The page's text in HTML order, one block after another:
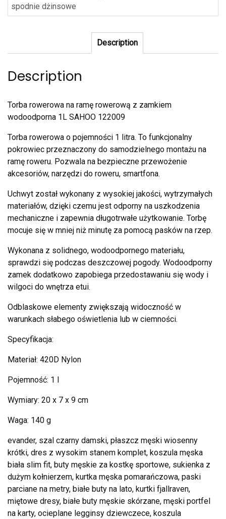
spodnie dżinsowe
Description
Description
Torba rowerowa na ramę rowerową z zamkiem
wodoodporna 1L SAHOO 122009
Torba rowerowa o pojemności 1 litra. To funkcjonalny
pokrowiec przeznaczony do samodzielnego montażu na
ramę roweru. Pozwala na bezpieczne przewożenie
akcesoriów, narzędzi do roweru, smartfona.
Uchwyt został wykonany z wysokiej jakości, wytrzymałych
materiałów, dzięki czemu jest odporny na uszkodzenia
mechaniczne i zapewnia długotrwałe użytkowanie. Torbę
mocuje się w mniej niż minutę za pomocą pasków na rzep.
Wykonana z solidnego, wodoodpornego materiału,
sprawdzi się podczas deszczowej pogody. Wodoodporny
zamek dodatkowo zapobiega przedostawaniu się wody i
wilgoci do wnętrza etui.
Odblaskowe elementy zwiększają widoczność w
warunkach słabego oświetlenia lub w ciemności.
Specyfikacja:
Materiał: 420D Nylon
Pojemność: 1 l
Wymiary: 20 x 7 x 9 cm
Waga: 140 g
evander, szal czarny damski, płaszcz męski wiosenny
krótki, dres z wysokim stanem komplet, koszula męska
biała slim fit, buty męskie za kostkę sportowe, sukienka z
dużym kołnierzem, kurtka męska pomarańczowa, paski
parciane na metry, białe buty na lato, kurtki fjallraven,
miętowe dresy, białe buty męskie skórzane, męski portfel
na karty, ocieplane legginsy dziewczece, koszula